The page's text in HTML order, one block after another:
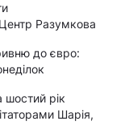
Разумкова
до євро:
шостий рік
Шарія,